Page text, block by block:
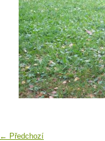
← Předchozí